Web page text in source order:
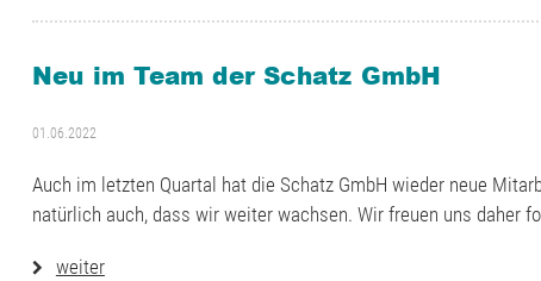
Neu im Team der Schatz GmbH
01.06.2022
Auch im letzten Quartal hat die Schatz GmbH wieder neue
natürlich auch, dass wir weiter wachsen. Wir freuen uns daher
weiter